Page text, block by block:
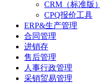
CRM（标准版）
CPQ报价工具
ERP&生产管理
合同管理
进销存
售后管理
人事行政管理
采销贸易管理